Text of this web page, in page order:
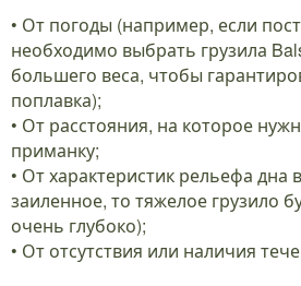
• От погоды (например, если
необходимо выбрать грузила
большего веса, чтобы
поплавка);
• От расстояния, на которое
приманку;
• От характеристик рельефа дна
заиленное, то тяжелое грузило
очень глубоко);
• От отсутствия или наличия